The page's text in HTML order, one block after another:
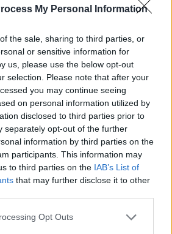
My Personal Information
the sale, sharing to third parties, or
or sensitive information for
us, please use the below opt-out
selection. Please note that after your
you may continue seeing
on personal information utilized by
disclosed to third parties prior to
separately opt-out of the further
information by third parties on the
participants. This information may
to third parties on the IAB’s List of
that may further disclose it to other
Opt Outs
Γεμάτα αναχωρούν τα πλοία
εκτοξεύουν τις τιμές ρεύματος
«Ανακαίνιση Κατοικίας» και
Μέχρι πότε γίνεται η